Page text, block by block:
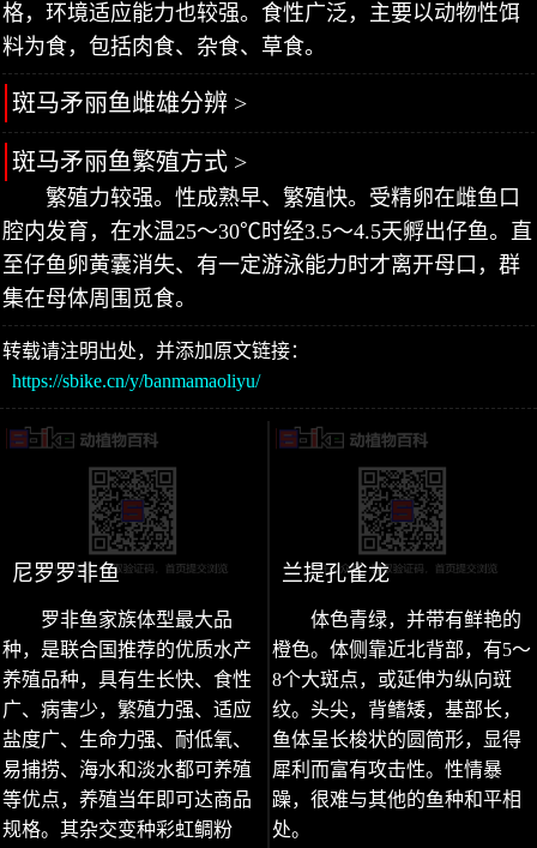
格，环境适应能力也较强。食性广泛，主要以动物性饵
料为食，包括肉食、杂食、草食。
斑马矛丽鱼雌雄分辨 >
斑马矛丽鱼繁殖方式 >
繁殖力较强。性成熟早、繁殖快。受精卵在雌鱼口
腔内发育，在水温25～30℃时经3.5～4.5天孵出仔鱼。直
至仔鱼卵黄囊消失、有一定游泳能力时才离开母口，群
集在母体周围觅食。
转载请注明出处，并添加原文链接：
https://sbike.cn/y/banmamaoliyu/
尼罗罗非鱼
罗非鱼家族体型最大品
种，是联合国推荐的优质水产
养殖品种，具有生长快、食性
广、病害少，繁殖力强、适应
盐度广、生命力强、耐低氧、
易捕捞、海水和淡水都可养殖
等优点，养殖当年即可达商品
规格。其杂交变种彩虹鲷粉
兰提孔雀龙
体色青绿，并带有鲜艳的
橙色。体侧靠近北背部，有5～
8个大斑点，或延伸为纵向斑
纹。头尖，背鳍矮，基部长，
鱼体呈长梭状的圆筒形，显得
犀利而富有攻击性。性情暴
躁，很难与其他的鱼种和平相
处。